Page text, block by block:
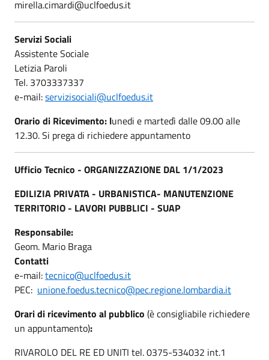
mirella.cimardi@uclfoedus.it
Servizi Sociali
Assistente Sociale
Letizia Paroli
Tel. 3703337337
e-mail:servizisociali@uclfoedus.it
Orario di Ricevimento: lunedi e martedì dalle 09.00 alle
12.30. Si prega di richiedere appuntamento
Ufficio Tecnico - ORGANIZZAZIONE DAL 1/1/2023
EDILIZIA PRIVATA - URBANISTICA- MANUTENZIONE
TERRITORIO - LAVORI PUBBLICI - SUAP
Responsabile:
Geom. Mario Braga
Contatti
e-mail:tecnico@uclfoedus.it
PEC: unione.foedus.tecnico@pec.regione.lombardia.it
Orari di ricevimento al pubblico (è consigliabile richiedere
un appuntamento):
RIVAROLO DEL RE ED UNITI tel. 0375-534032 int.1